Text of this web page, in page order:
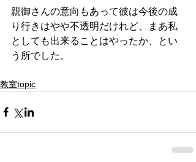
親御さんの意向もあって彼は今後の成
り行きはやや不透明だけれど、まあ私
としても出来ることはやったか、とい
う所でした。
教室topic